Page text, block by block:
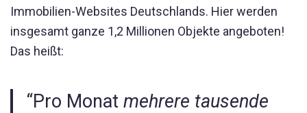
Immobilien-Websites Deutschlands. Hier werden
insgesamt ganze 1,2 Millionen Objekte angeboten!
Das heißt:
“Pro Monatmehrere tausende